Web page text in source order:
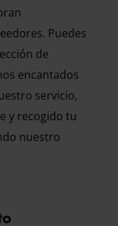
Puedes
de
encantados
servicio,
y recogido tu
nuestro